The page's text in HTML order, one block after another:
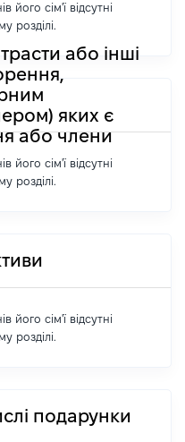
його сім'ї відсутні
розділі.
або інші
яких є
або члени
його сім'ї відсутні
розділі.
його сім'ї відсутні
розділі.
подарунки